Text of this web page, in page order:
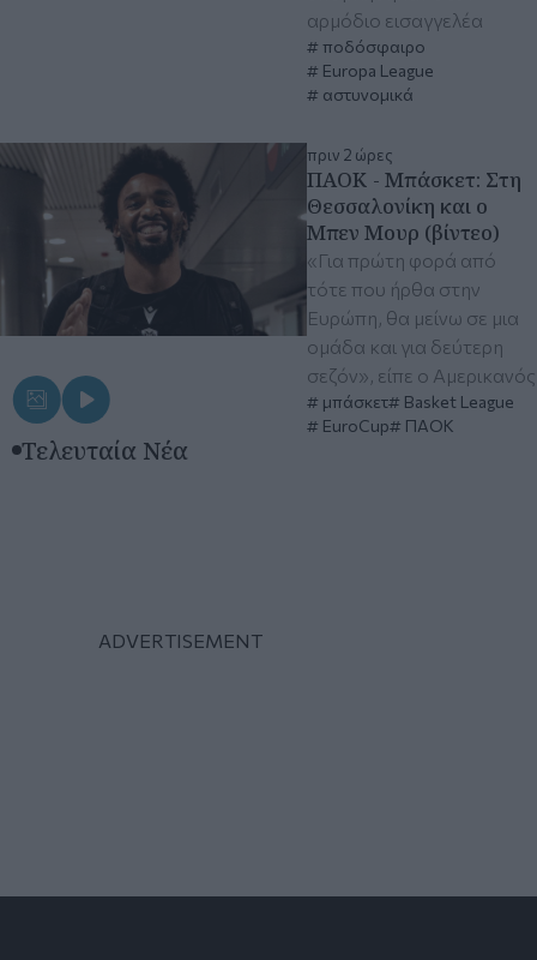
αρμόδιο εισαγγελέα
ποδόσφαιρο
Europa League
αστυνομικά
πριν 2 ώρες
ΠΑΟΚ - Μπάσκετ: Στη
Θεσσαλονίκη και ο
Μπεν Μουρ (βίντεο)
«Για πρώτη φορά από
τότε που ήρθα στην
Ευρώπη, θα μείνω σε μια
ομάδα και για δεύτερη
σεζόν», είπε ο Αμερικανός
μπάσκετ
Basket League
EuroCup
ΠΑΟΚ
Τελευταία Νέα